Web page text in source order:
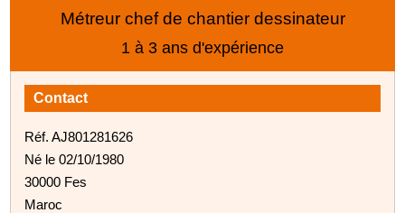
Métreur chef de chantier dessinateur
1 à 3 ans d'expérience
Contact
Réf. AJ801281626
Né le 02/10/1980
30000 Fes
Maroc